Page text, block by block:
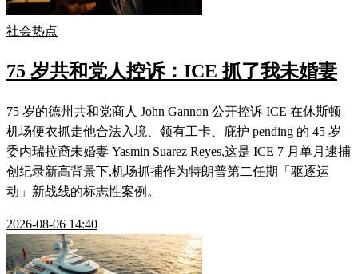
社会热点
75 岁共和党人控诉：ICE 抓了我未婚妻
75 岁的德州共和党商人 John Gannon 公开控诉 ICE 在休斯顿
机场便衣抓走他合法入境、领有工卡、庇护 pending 的 45 岁
委内瑞拉裔未婚妻 Yasmin Suarez Reyes,这是 ICE 7 月单月逮捕
创纪录新高背景下,机场抓捕作为特朗普第二任期「驱逐运
动」新战线的标志性案例。
2026-08-06 14:40